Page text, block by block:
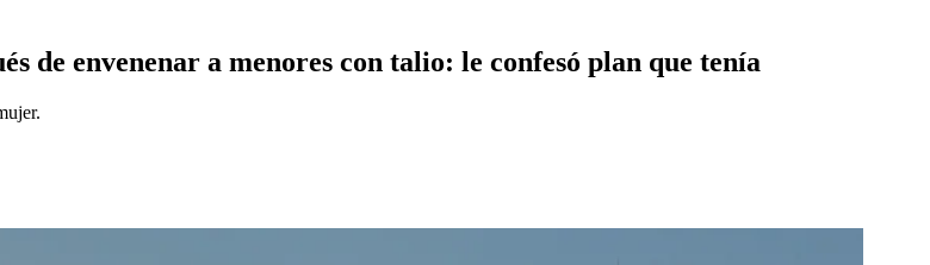
de envenenar a menores con talio: le confesó plan que tenía